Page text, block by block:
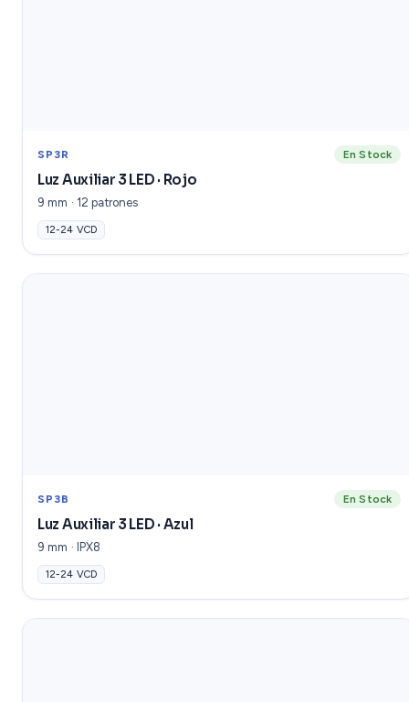
SP3R En Stock
Luz Auxiliar 3 LED · Rojo
9 mm · 12 patrones
12-24 VCD
SP3B En Stock
Luz Auxiliar 3 LED · Azul
9 mm · IPX8
12-24 VCD